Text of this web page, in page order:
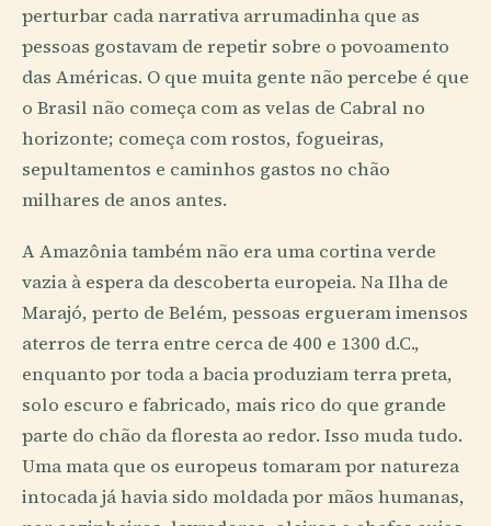
perturbar cada narrativa arrumadinha que as
pessoas gostavam de repetir sobre o povoamento
das Américas. O que muita gente não percebe é que
o Brasil não começa com as velas de Cabral no
horizonte; começa com rostos, fogueiras,
sepultamentos e caminhos gastos no chão
milhares de anos antes.
A Amazônia também não era uma cortina verde
vazia à espera da descoberta europeia. Na Ilha de
Marajó, perto de Belém, pessoas ergueram imensos
aterros de terra entre cerca de 400 e 1300 d.C.,
enquanto por toda a bacia produziam terra preta,
solo escuro e fabricado, mais rico do que grande
parte do chão da floresta ao redor. Isso muda tudo.
Uma mata que os europeus tomaram por natureza
intocada já havia sido moldada por mãos humanas,